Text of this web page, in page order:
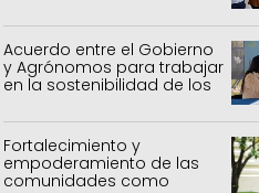
Acuerdo entre el Gobierno
y Agrónomos para trabajar
en la sostenibilidad de los
agrícolas, pecuarios y
forestal
Fortalecimiento y
empoderamiento de las
comunidades como